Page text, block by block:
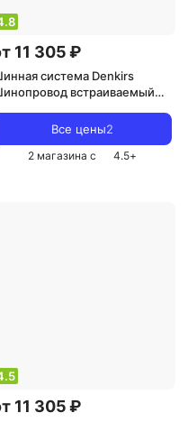
11 305 ₽
система Denkirs
встраиваемый
Все цены2
2 магазина с 4.5+
11 305 ₽